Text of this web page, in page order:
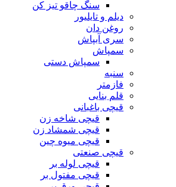
سنگ چاقو تیز کن
دیلم و تایلیور
روغن دان
سری آبپاش
سمپاش
سمپاش دستی
سنبه
فازمتر
قلم بنایی
قیچی باغبانی
قیچی شاخه زن
قیچی شمشاد زن
قیچی میوه چین
قیچی صنعتی
قیچی لوله بر
قیچی مفتول بر